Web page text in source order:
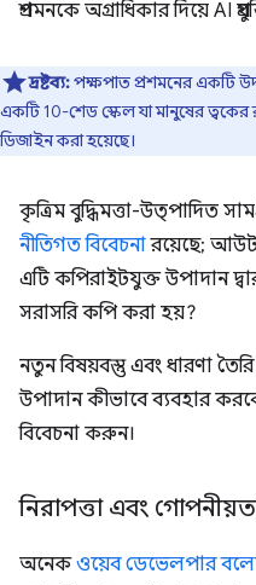
প্রশমনকে অগ্রাধিকার দিয়ে AI
দ্রষ্টব্য:পক্ষপাত প্রশমনের একটি
একটি 10-শেড স্কেল যা মানুষের
ডিজাইন করা হয়েছে।
কৃত্রিম বুদ্ধিমত্তা-উত্পাদিত
নীতিগত বিবেচনারয়েছে;
এটি কপিরাইটযুক্ত উপাদান
সরাসরি কপি করা হয়?
নতুন বিষয়বস্তু এবং ধারণা
উপাদান কীভাবে ব্যবহার
বিবেচনা করুন।
নিরাপত্তা এবং
অনেকওয়েব ডেভেলপার